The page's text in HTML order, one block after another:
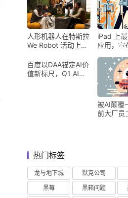
人形机器人在特斯拉
We Robot 活动上为
iPad 上
应用，宣
百度以DAA锚定AI价
值新标尺，Q1 AI营
被AI颠覆
前大厂员
热门标签
龙与地下城 默克公司
黑莓
黑箱问题